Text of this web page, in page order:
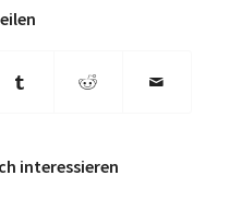
interessieren